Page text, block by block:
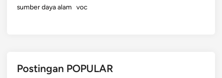
sumber daya alam voc
Postingan POPULAR